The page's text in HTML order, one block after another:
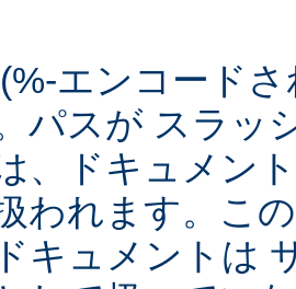
エンコード
パスが スラッ
、ドキュメン
われます。こ
キュメントは